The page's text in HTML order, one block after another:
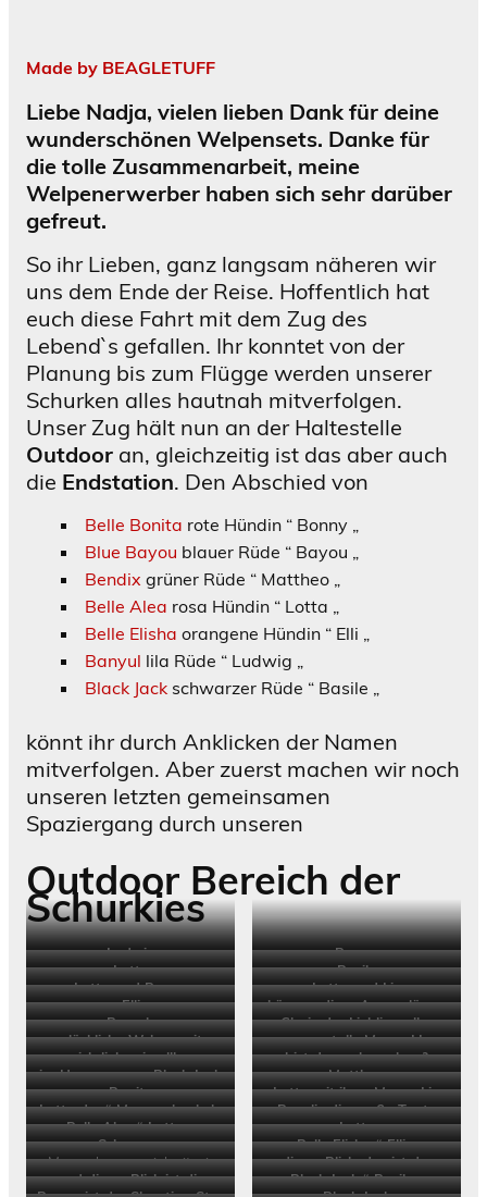
Made by BEAGLETUFF
Liebe Nadja, vielen lieben Dank für deine
wunderschönen Welpensets. Danke für
die tolle Zusammenarbeit, meine
Welpenerwerber haben sich sehr darüber
gefreut.
So ihr Lieben, ganz langsam näheren wir
uns dem Ende der Reise. Hoffentlich hat
euch diese Fahrt mit dem Zug des
Lebend`s gefallen. Ihr konntet von der
Planung bis zum Flügge werden unserer
Schurken alles hautnah mitverfolgen.
Unser Zug hält nun an der Haltestelle
Outdoor an, gleichzeitig ist das aber auch
die Endstation. Den Abschied von
Belle Bonita rote Hündin “ Bonny „
Blue Bayou blauer Rüde “ Bayou „
Bendix grüner Rüde “ Mattheo „
Belle Alea rosa Hündin “ Lotta „
Belle Elisha orangene Hündin “ Elli „
Banyul lila Rüde “ Ludwig „
Black Jack schwarzer Rüde “ Basile „
könnt ihr durch Anklicken der Namen
mitverfolgen. Aber zuerst machen wir noch
unseren letzten gemeinsamen
Spaziergang durch unseren
Outdoor Bereich der
Schurkies
Ludwig
Bayou
Lotta
Basile
Lotta und Bonny
Lotta und Lia
Elli
können diese Augen lügen
?
Besuch
Clari , der Liebling aller
Schurkies
glückliche Welpenzeit
unsere tolle Mama LIa
ich liebe sie allle
bist du auch sauber ?
im Herzen unser Black Jack
Mattheo
Bonita
Lotta mit ihrer Mama Lia
Lotta der “ Mamaschuckel„
Rosalie die große Tante
und Halbschwester
Belle Alea “ Lotta „
Lotta
Schmuser
Belle Elisha “ Elli „
Mama, komm spiel mit mir
dieser Blick, das ist der
Ludwig,
und dieser Blick ist die
Black Jack “ Basile „